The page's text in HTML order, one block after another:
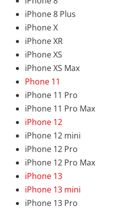
iPhone 8 Plus
iPhone X
iPhone XR
iPhone XS
iPhone XS Max
Phone 11
iPhone 11 Pro
iPhone 11 Pro Max
iPhone 12
iPhone 12 mini
iPhone 12 Pro
iPhone 12 Pro Max
iPhone 13
iPhone 13 mini
iPhone 13 Pro